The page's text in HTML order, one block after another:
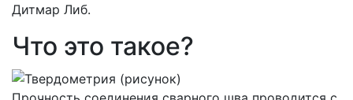
Дитмар Либ.
Что это такое?